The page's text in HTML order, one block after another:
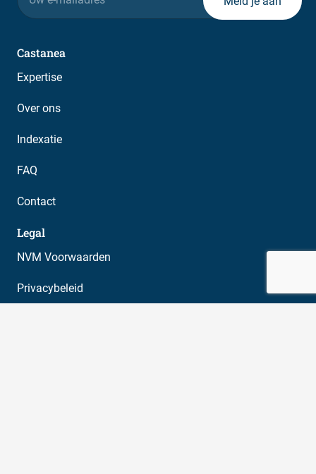
mailadres
Castanea
Expertise
Over ons
Indexatie
FAQ
Contact
Legal
NVM Voorwaarden
Privacybeleid